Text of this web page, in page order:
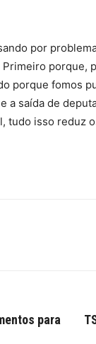
por
Primeiro porque,
porque fomos
a saída de
tudo isso reduz
para